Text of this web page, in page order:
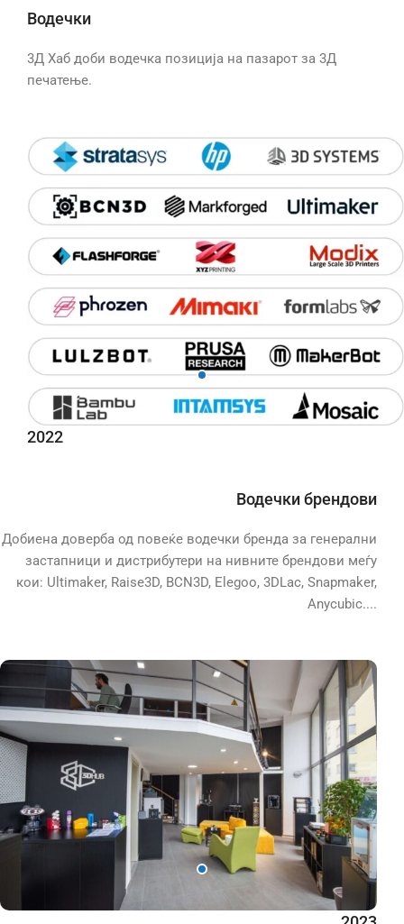
Водечки
3Д Хаб доби водечка позиција на пазарот за 3Д
печатење.
2022
Водечки брендови
Добиена доверба од повеќе водечки бренда за генерални
застапници и дистрибутери на нивните брендови меѓу
кои: Ultimaker, Raise3D, BCN3D, Elegoo, 3DLac, Snapmaker,
Anycubic....